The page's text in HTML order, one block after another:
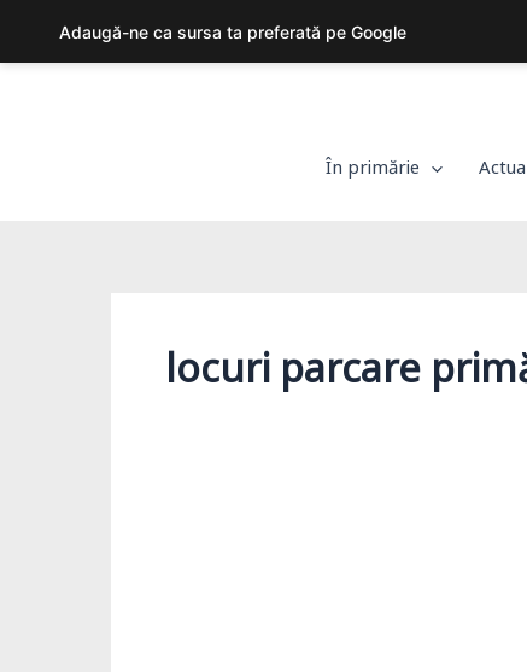
content
În primărie
locuri parcare
Adaugă-ne ca sursa ta preferată pe Google